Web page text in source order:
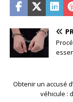
Obtenir un accusé
véhicule :